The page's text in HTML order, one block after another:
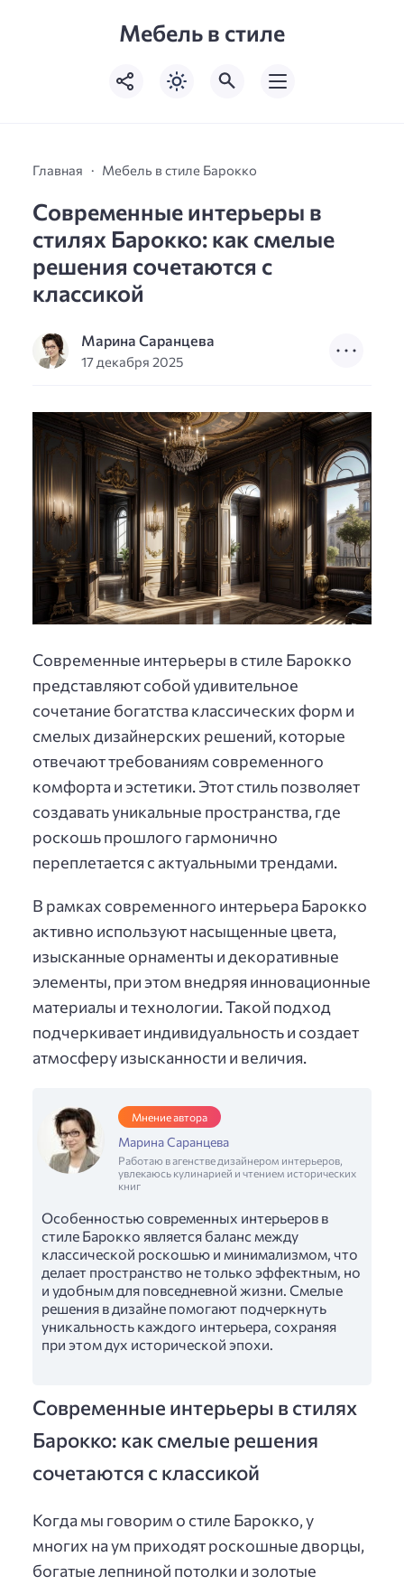
Мебель в стиле
Главная Мебель в стиле Барокко
Современные интерьеры в
стилях Барокко: как смелые
решения сочетаются с
классикой
Марина Саранцева
17 декабря 2025
Современные интерьеры в стиле Барокко
представляют собой удивительное
сочетание богатства классических форм и
смелых дизайнерских решений, которые
отвечают требованиям современного
комфорта и эстетики. Этот стиль позволяет
создавать уникальные пространства, где
роскошь прошлого гармонично
переплетается с актуальными трендами.
В рамках современного интерьера Барокко
активно используют насыщенные цвета,
изысканные орнаменты и декоративные
элементы, при этом внедряя инновационные
материалы и технологии. Такой подход
подчеркивает индивидуальность и создает
атмосферу изысканности и величия.
Мнение автора
Марина Саранцева
Работаю в агенстве дизайнером интерьеров,
увлекаюсь кулинарией и чтением исторических
книг
Особенностью современных интерьеров в
стиле Барокко является баланс между
классической роскошью и минимализмом, что
делает пространство не только эффектным, но
и удобным для повседневной жизни. Смелые
решения в дизайне помогают подчеркнуть
уникальность каждого интерьера, сохраняя
при этом дух исторической эпохи.
Современные интерьеры в стилях
Барокко: как смелые решения
сочетаются с классикой
Когда мы говорим о стиле Барокко, у
многих на ум приходят роскошные дворцы,
богатые лепниной потолки и золотые